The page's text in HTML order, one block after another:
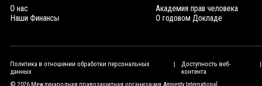
О нас
Наши Финансы
Академия прав человека
О годовом Докладе
Политика в отношении обработки персональных
данных
Доступность веб-
контента
© 2026 Международная правозащитная организация Amnesty International